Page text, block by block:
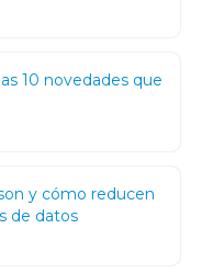
10 novedades que
y cómo reducen
de datos